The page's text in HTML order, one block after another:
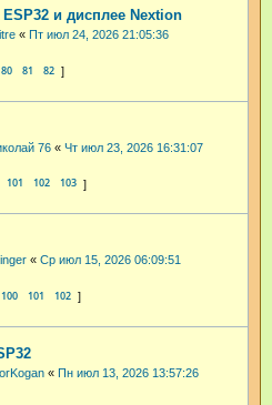
и дисплее Nextion
« Пт июл 24, 2026 21:05:36
80 81 82
76 « Чт июл 23, 2026 16:31:07
101 102 103
« Ср июл 15, 2026 06:09:51
100 101 102
« Пн июл 13, 2026 13:57:26